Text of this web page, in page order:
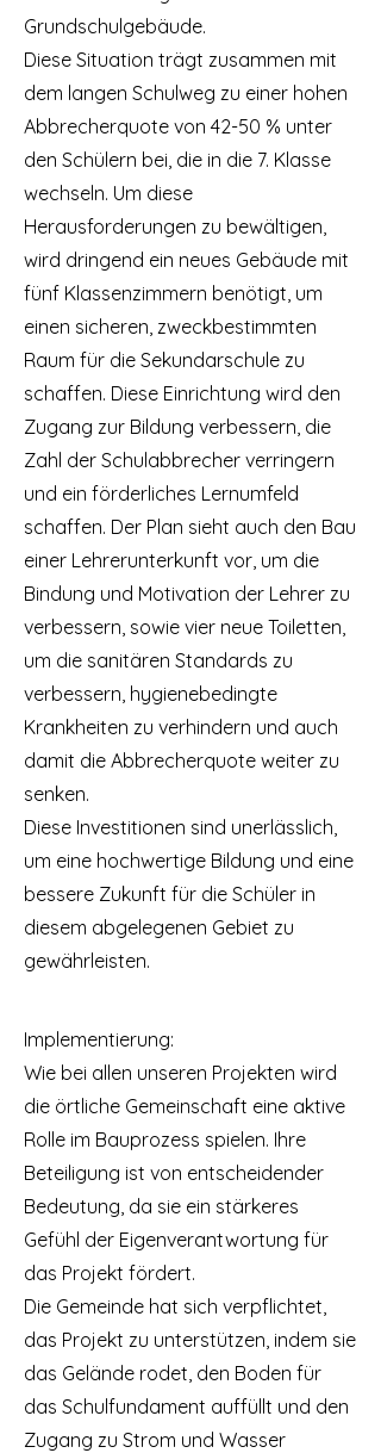
Grundschulgebäude.
Diese Situation trägt zusammen mit
dem langen Schulweg zu einer hohen
Abbrecherquote von 42-50 % unter
den Schülern bei, die in die 7. Klasse
wechseln. Um diese
Herausforderungen zu bewältigen,
wird dringend ein neues Gebäude mit
fünf Klassenzimmern benötigt, um
einen sicheren, zweckbestimmten
Raum für die Sekundarschule zu
schaffen. Diese Einrichtung wird den
Zugang zur Bildung verbessern, die
Zahl der Schulabbrecher verringern
und ein förderliches Lernumfeld
schaffen. Der Plan sieht auch den Bau
einer Lehrerunterkunft vor, um die
Bindung und Motivation der Lehrer zu
verbessern, sowie vier neue Toiletten,
um die sanitären Standards zu
verbessern, hygienebedingte
Krankheiten zu verhindern und auch
damit die Abbrecherquote weiter zu
senken.
Diese Investitionen sind unerlässlich,
um eine hochwertige Bildung und eine
bessere Zukunft für die Schüler in
diesem abgelegenen Gebiet zu
gewährleisten.
Implementierung:
Wie bei allen unseren Projekten wird
die örtliche Gemeinschaft eine aktive
Rolle im Bauprozess spielen. Ihre
Beteiligung ist von entscheidender
Bedeutung, da sie ein stärkeres
Gefühl der Eigenverantwortung für
das Projekt fördert.
Die Gemeinde hat sich verpflichtet,
das Projekt zu unterstützen, indem sie
das Gelände rodet, den Boden für
das Schulfundament auffüllt und den
Zugang zu Strom und Wasser